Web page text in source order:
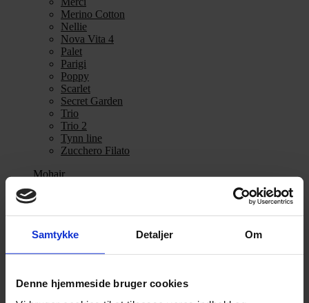
Samtykke Detaljer Om
Denne hjemmeside bruger cookies
Merino Cotton
Nellie
Nova Vita 4
Palet
Parigi
Poppy
Scarlet
Secret Garden
Trio
Trio 2
Tynn line
Zucchero Filato
Mohair
Bella Color
Leonora